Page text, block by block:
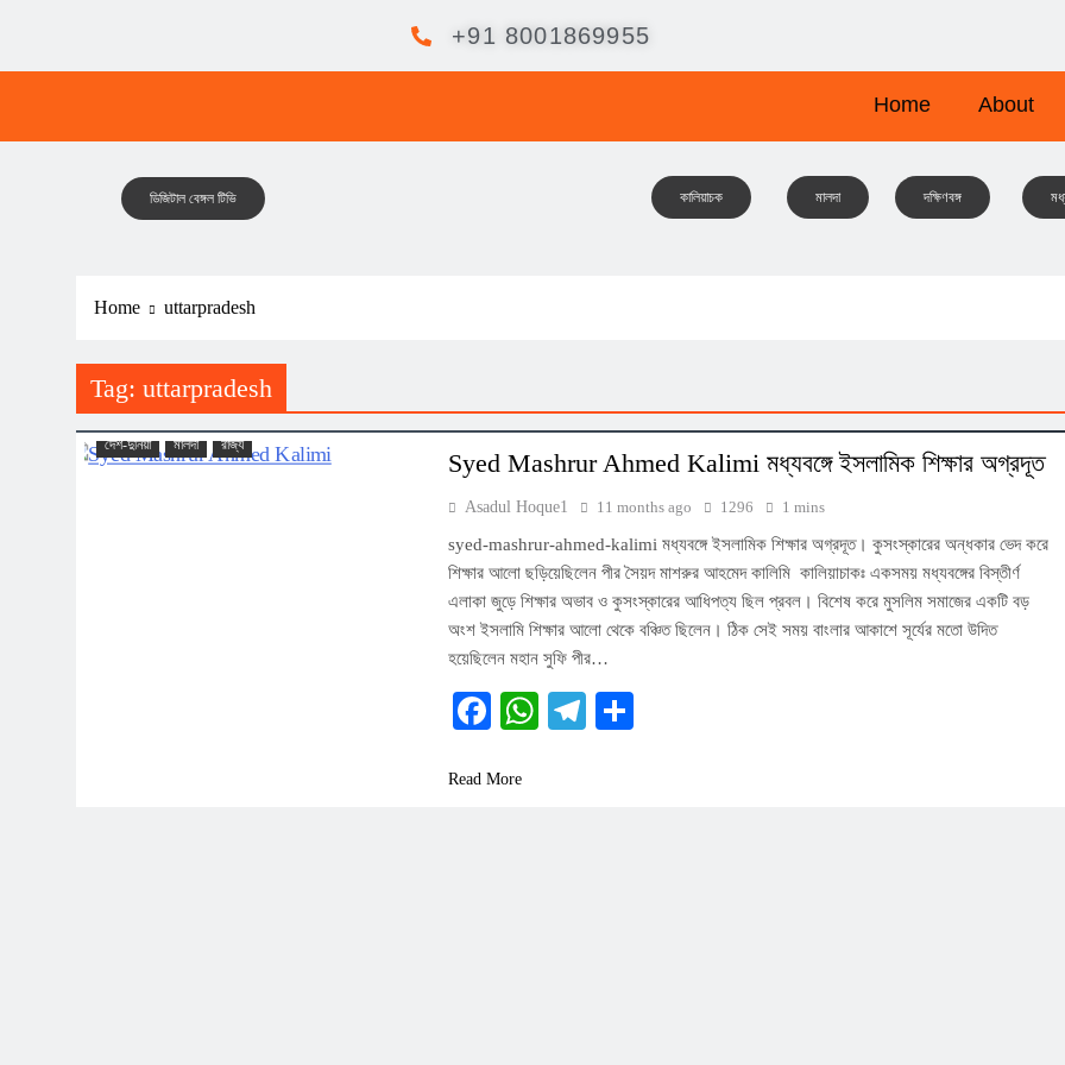
+91 8001869955
Home About
মালদা দক্ষিণবঙ্গ
কালিয়াচক
ডিজিটাল বেঙ্গল টিভি
Home uttarpradesh
Tag: uttarpradesh
DIGITAL BENGAL TV উত্তরবঙ্গ
কালিয়াচক
দেশ-দুনিয়া
মালদা রাজ্য
Syed Mashrur Ahmed Kalimi মধ্যবঙ্গে ইসলামিক শিক্ষার অগ্রদূত
Asadul Hoque1 11 months ago 1296 1 mins
syed-mashrur-ahmed-kalimi মধ্যবঙ্গে ইসলামিক শিক্ষার অগ্রদূত। কুসংস্কারের অন্ধকার ভেদ করে
শিক্ষার আলো ছড়িয়েছিলেন পীর সৈয়দ মাশরুর আহমেদ কালিমি কালিয়াচাকঃ একসময় মধ্যবঙ্গের বিস্তীর্ণ
এলাকা জুড়ে শিক্ষার অভাব ও কুসংস্কারের আধিপত্য ছিল প্রবল। বিশেষ করে মুসলিম সমাজের একটি বড়
অংশ ইসলামি শিক্ষার আলো থেকে বঞ্চিত ছিলেন। ঠিক সেই সময় বাংলার আকাশে সূর্যের মতো উদিত
হয়েছিলেন মহান সুফি পীর…
Facebook
WhatsApp
Telegram
Read More